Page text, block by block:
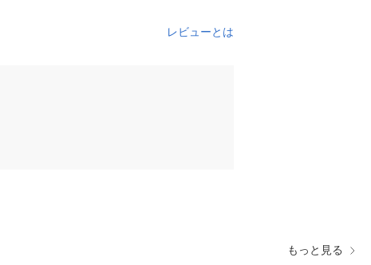
レビューとは
もっと見る